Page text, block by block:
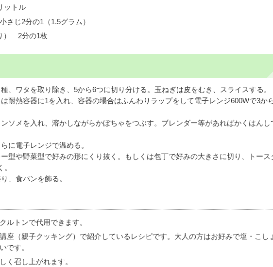
ットル
じ2分の1（1.5グラム）
） 2分の1枚
、ワタを取り除き、5から6つに切り分ける。玉ねぎは皮をむき、スライスする。
耐熱容器に1を入れ、容器の場合はふんわりラップをして電子レンジ600Wで3か
ソメを入れ、溶かしながらかぼちゃをつぶす。ブレンダー等があればかくはんし
に電子レンジで温める。
型や野菜型で好みの形にくり抜く。もしくは包丁で好みの大きさに切り、トース
、食パンを飾る。
ルトンで代用できます。
座（親子クッキング）で紹介しているレシピです。大人の方はお好みで塩・こし
です。
く召し上がれます。